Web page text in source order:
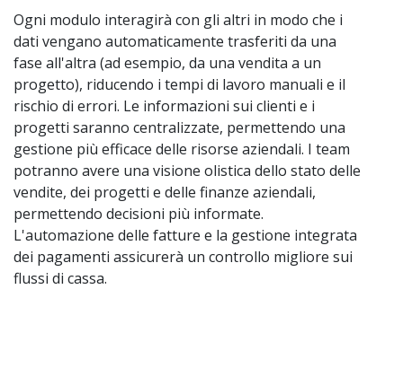
Ogni modulo interagirà con gli altri in modo che i
dati vengano automaticamente trasferiti da una
fase all'altra (ad esempio, da una vendita a un
progetto), riducendo i tempi di lavoro manuali e il
rischio di errori. Le informazioni sui clienti e i
progetti saranno centralizzate, permettendo una
gestione più efficace delle risorse aziendali. I team
potranno avere una visione olistica dello stato delle
vendite, dei progetti e delle finanze aziendali,
permettendo decisioni più informate.
L'automazione delle fatture e la gestione integrata
dei pagamenti assicurerà un controllo migliore sui
flussi di cassa.